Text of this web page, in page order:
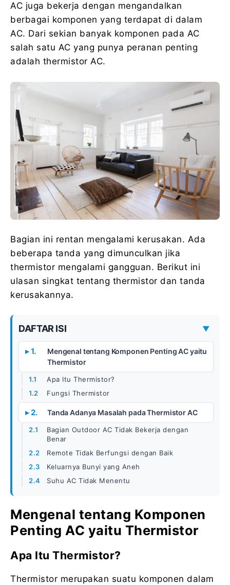
AC juga bekerja dengan mengandalkan
berbagai komponen yang terdapat di dalam
AC. Dari sekian banyak komponen pada AC
salah satu AC yang punya peranan penting
adalah thermistor AC.
Bagian ini rentan mengalami kerusakan. Ada
beberapa tanda yang dimunculkan jika
thermistor mengalami gangguan. Berikut ini
ulasan singkat tentang thermistor dan tanda
kerusakannya.
DAFTAR ISI ▼
Mengenal tentang Komponen Penting AC yaitu
Thermistor
Apa Itu Thermistor?
Fungsi Thermistor
Tanda Adanya Masalah pada Thermistor AC
Bagian Outdoor AC Tidak Bekerja dengan
Benar
Remote Tidak Berfungsi dengan Baik
Keluarnya Bunyi yang Aneh
Suhu AC Tidak Menentu
Mengenal tentang Komponen
Penting AC yaitu Thermistor
Apa Itu Thermistor?
Thermistor merupakan suatu komponen dalam